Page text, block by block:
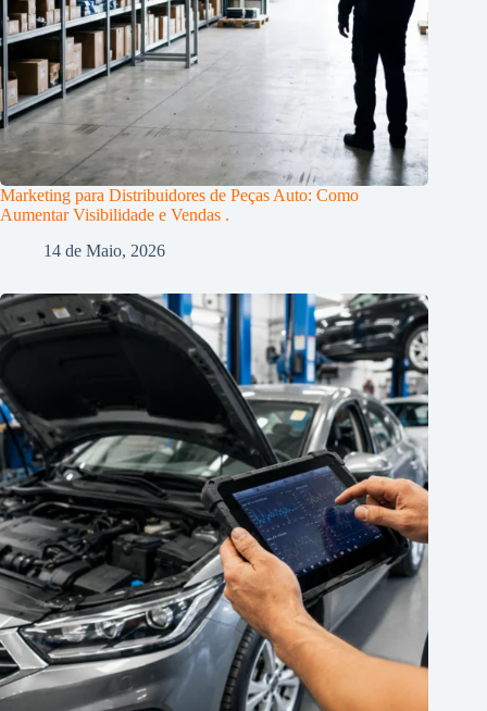
Marketing para Distribuidores de Peças Auto: Como
Aumentar Visibilidade e Vendas .
14 de Maio, 2026